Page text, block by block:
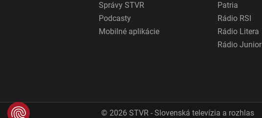
Správy STVR
Podcasty
Mobilné aplikácie
Patria
Rádio RSI
Rádio Litera
Rádio Junior
© 2026 STVR - Slovenská televízia a rozhlas